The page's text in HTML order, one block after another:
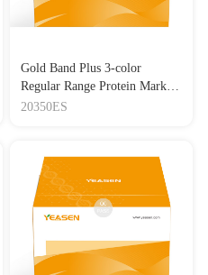
Gold Band Plus 3-color
Regular Range Protein Marker
(8-180 kDa) 三色预染蛋白质
20350ES